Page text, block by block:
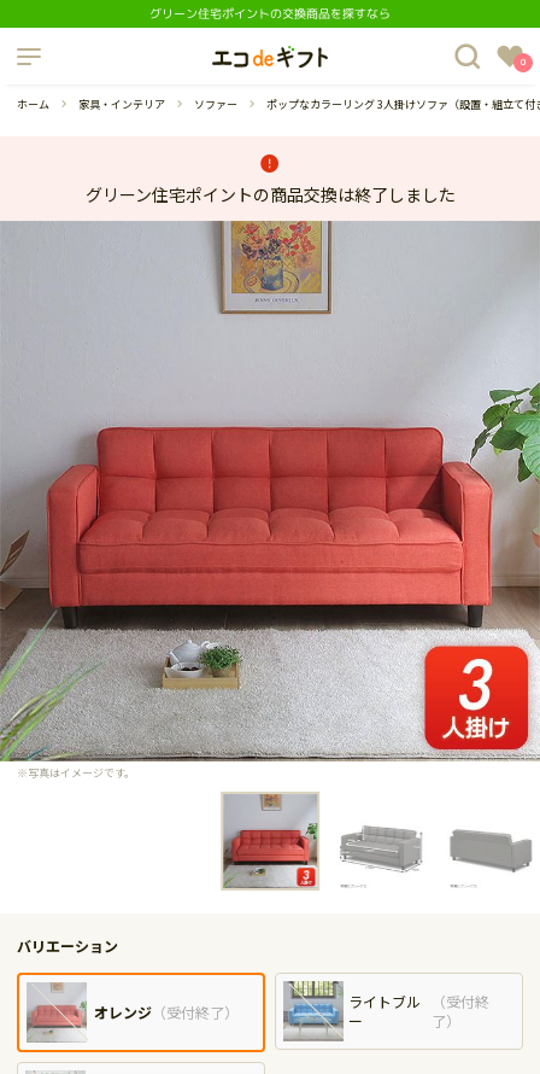
グリーン住宅ポイントの交換商品を探すなら
制度について
よくあるご質問 0
ホーム 家具・インテリア ソファー ポップなカラーリング 3人掛けソファ（設置・組立て付
グリーン住宅ポイントの商品交換は終了しました
※写真はイメージです。
バリエーション
オレンジ （受付終了）
ライトブル
ー
（受付終
了）